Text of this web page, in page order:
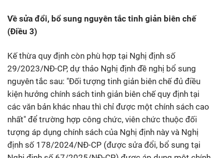
Về sửa đổi, bổ sung nguyên tắc tinh giản biên chế
(Điều 3)
Kế thừa quy định còn phù hợp tại Nghị định số
29/2023/NĐ-CP, dự thảo Nghị định đề nghị bổ sung
nguyên tắc sau: "Đối tượng tinh giản biên chế đủ điều
kiện hưởng chính sách tinh giản biên chế quy định tại
các văn bản khác nhau thì chỉ được một chính sách cao
nhất" để trường hợp công chức, viên chức thuộc đối
tượng áp dụng chính sách của Nghị định này và Nghị
định số 178/2024/NĐ-CP (được sửa đổi, bổ sung tại